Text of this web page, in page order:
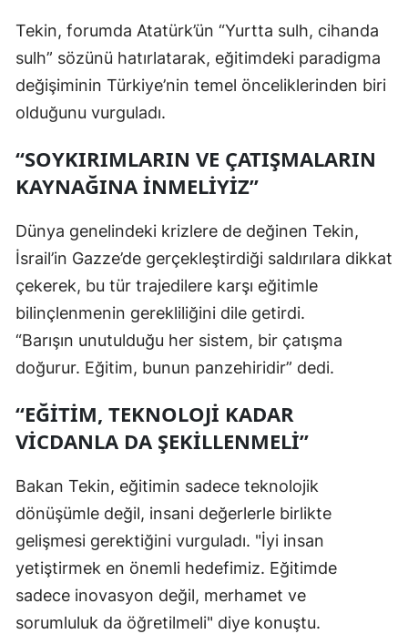
Tekin, forumda Atatürk’ün “Yurtta sulh, cihanda
sulh” sözünü hatırlatarak, eğitimdeki paradigma
değişiminin Türkiye’nin temel önceliklerinden biri
olduğunu vurguladı.
“SOYKIRIMLARIN VE ÇATIŞMALARIN
KAYNAĞINA INMELIYIZ”
Dünya genelindeki krizlere de değinen Tekin,
İsrail’in Gazze’de gerçekleştirdiği saldırılara dikkat
çekerek, bu tür trajedilere karşı eğitimle
bilinçlenmenin gerekliliğini dile getirdi.
“Barışın unutulduğu her sistem, bir çatışma
doğurur. Eğitim, bunun panzehiridir” dedi.
“EĞITIM, TEKNOLOJI KADAR
VICDANLA DA ŞEKILLENMELI”
Bakan Tekin, eğitimin sadece teknolojik
dönüşümle değil, insani değerlerle birlikte
gelişmesi gerektiğini vurguladı. "İyi insan
yetiştirmek en önemli hedefimiz. Eğitimde
sadece inovasyon değil, merhamet ve
sorumluluk da öğretilmeli" diye konuştu.